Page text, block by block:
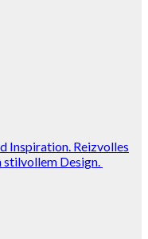
Inspiration. Reizvolles
stilvollem Design.